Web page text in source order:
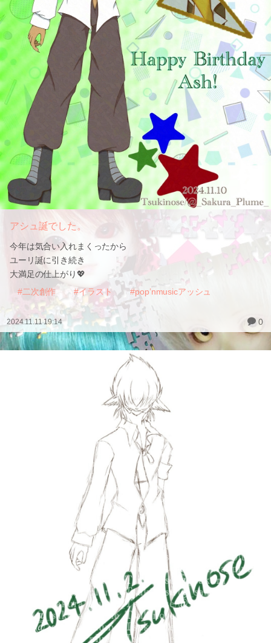
アシュ誕でした。
今年は気合い入れまくったから
ユーリ誕に引き続き
大満足の仕上がり💖
#二次創作
#イラスト #pop’nmusicアッシュ
2024.11.11 19:14 0